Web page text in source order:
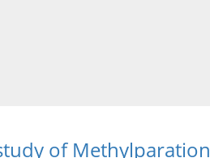
of Methylparation